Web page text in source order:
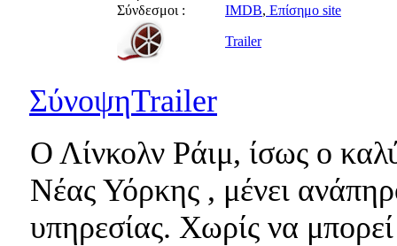
Σύνδεσμοι :
IMDB, Επίσημο site
Trailer
ΣύνοψηTrailer
Ο Λίνκολν Ράιμ, ίσως ο
Νέας Υόρκης , μένει
υπηρεσίας. Χωρίς να